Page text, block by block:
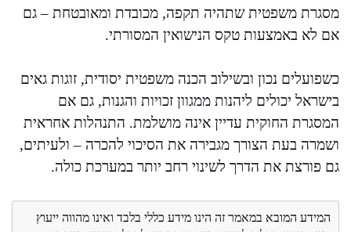
מסגרת משפטית שתהיה תקפה, מכובדת ומאובטחת – גם
אם לא באמצעות טקס הנישואין המסורתי.
כשפועלים נכון ובשילוב הכנה משפטית יסודית, זוגות גאים
בישראל יכולים ליהנות ממגוון זכויות והגנות, גם אם
המסגרת החוקית עדיין אינה מושלמת. התנהלות אחראית
ושמרה בעת הצורך מגבירה את הסיכוי להכרה – ולעיתים,
גם פורצת את הדרך לשינוי רחב יותר במערכת כולה.
המידע המובא במאמר זה הינו מידע כללי בלבד ואינו מהווה ייעוץ